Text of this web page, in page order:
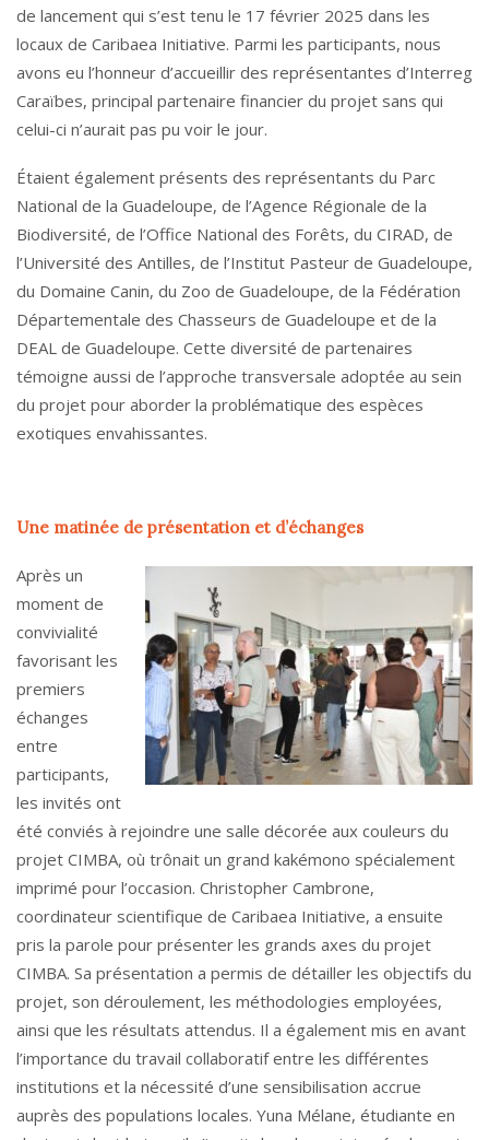
de lancement qui s’est tenu le 17 février 2025 dans les
locaux de Caribaea Initiative. Parmi les participants, nous
avons eu l’honneur d’accueillir des représentantes d’Interreg
Caraïbes, principal partenaire financier du projet sans qui
celui-ci n’aurait pas pu voir le jour.
Étaient également présents des représentants du Parc
National de la Guadeloupe, de l’Agence Régionale de la
Biodiversité, de l’Office National des Forêts, du CIRAD, de
l’Université des Antilles, de l’Institut Pasteur de Guadeloupe,
du Domaine Canin, du Zoo de Guadeloupe, de la Fédération
Départementale des Chasseurs de Guadeloupe et de la
DEAL de Guadeloupe. Cette diversité de partenaires
témoigne aussi de l’approche transversale adoptée au sein
du projet pour aborder la problématique des espèces
exotiques envahissantes.
Une matinée de présentation et d’échanges
Après un
moment de
convivialité
favorisant les
premiers
échanges
entre
participants,
les invités ont
été conviés à rejoindre une salle décorée aux couleurs du
projet CIMBA, où trônait un grand kakémono spécialement
imprimé pour l’occasion. Christopher Cambrone,
coordinateur scientifique de Caribaea Initiative, a ensuite
pris la parole pour présenter les grands axes du projet
CIMBA. Sa présentation a permis de détailler les objectifs du
projet, son déroulement, les méthodologies employées,
ainsi que les résultats attendus. Il a également mis en avant
l’importance du travail collaboratif entre les différentes
institutions et la nécessité d’une sensibilisation accrue
auprès des populations locales. Yuna Mélane, étudiante en